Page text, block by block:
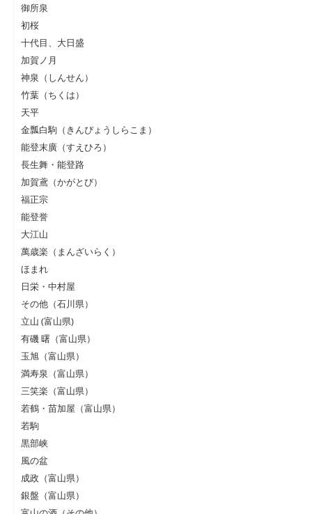
御所泉
初桜
十代目、大日盛
加賀ノ月
神泉（しんせん）
竹葉（ちくは）
天平
金瓢白駒（きんぴょうしらこま）
能登末廣（すえひろ）
長生舞・能登路
加賀鳶（かがとび）
福正宗
能登誉
大江山
萬歳楽（まんざいらく）
ほまれ
日栄・中村屋
その他（石川県）
立山 (富山県)
有磯 曙（富山県）
玉旭（富山県）
満寿泉（富山県）
三笑楽（富山県）
若鶴・苗加屋（富山県）
若駒
黒部峡
風の盆
成政（富山県）
銀盤（富山県）